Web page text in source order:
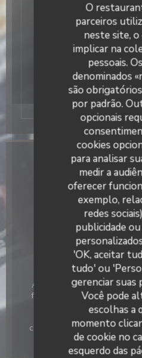
O
parceiros
neste site, o
implicar na
pessoais.
denominados
são
por padrão.
opcionais
cookies
para analisar
medir a
oferecer
exemplo,
redes
publicidade
'OK, aceitar
tudo' ou
gerenciar suas
Você pode
escolhas a
momento
de cookie no
esquerdo das
Localizado perto do
municípios, perto do
Synergy Park, e CRT
localização estratégica
de estacionamento).
nosso
Tipo de
Restaurante
Privatização, Acesso para
Métodos de
American Express, Cartão
férias, Dinheiro, Eurocard/
contato, Títulos de
bancária, Ticket
compra, Maestro, Diners
Pay, Sem contato,
La Galiote